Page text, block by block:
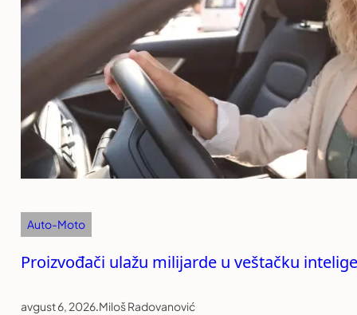
Auto-Moto
Proizvođači ulažu milijarde u veštačku
avgust 6, 2026.Miloš Radovanović